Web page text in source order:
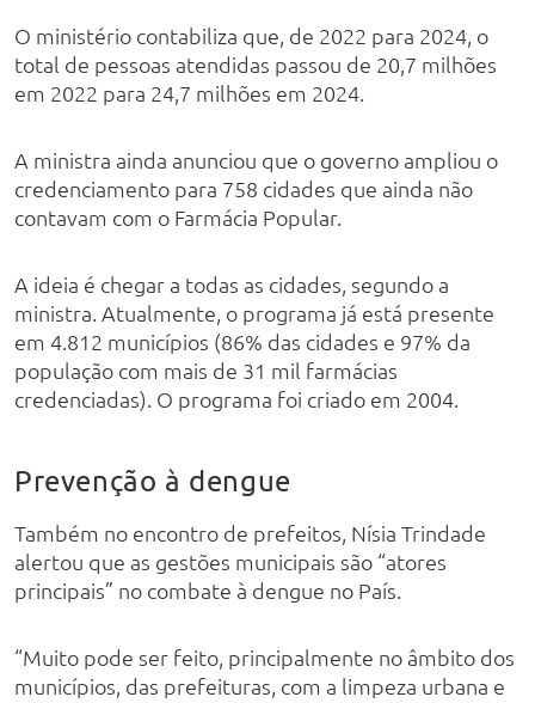
O ministério contabiliza que, de 2022 para 2024, o
total de pessoas atendidas passou de 20,7 milhões
em 2022 para 24,7 milhões em 2024.
A ministra ainda anunciou que o governo ampliou o
credenciamento para 758 cidades que ainda não
contavam com o Farmácia Popular.
A ideia é chegar a todas as cidades, segundo a
ministra. Atualmente, o programa já está presente
em 4.812 municípios (86% das cidades e 97% da
população com mais de 31 mil farmácias
credenciadas). O programa foi criado em 2004.
Prevenção à dengue
Também no encontro de prefeitos, Nísia Trindade
alertou que as gestões municipais são “atores
principais” no combate à dengue no País.
“Muito pode ser feito, principalmente no âmbito dos
municípios, das prefeituras, com a limpeza urbana e